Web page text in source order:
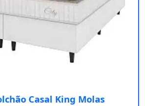
Casal King Molas